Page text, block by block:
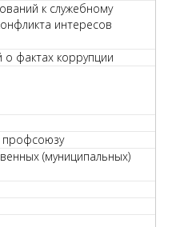
к служебному
интересов
фактах коррупции
профсоюзу
(муниципальных)